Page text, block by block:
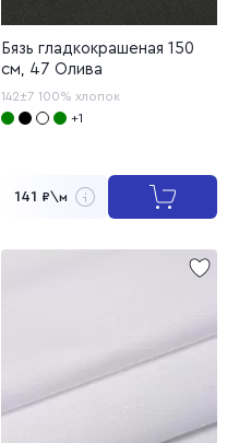
Бязь гладкокрашеная 150
см, 47 Олива
142±7 100% хлопок
+1
141 ₽\м